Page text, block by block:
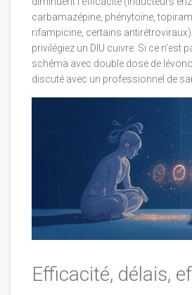
carbamazépine, phénytoïne,
rifampicine, certains
privilégiez un DIU cuivre. Si ce n’est
schéma avec double dose de
discuté avec un professionnel de
Efficacité, délais,